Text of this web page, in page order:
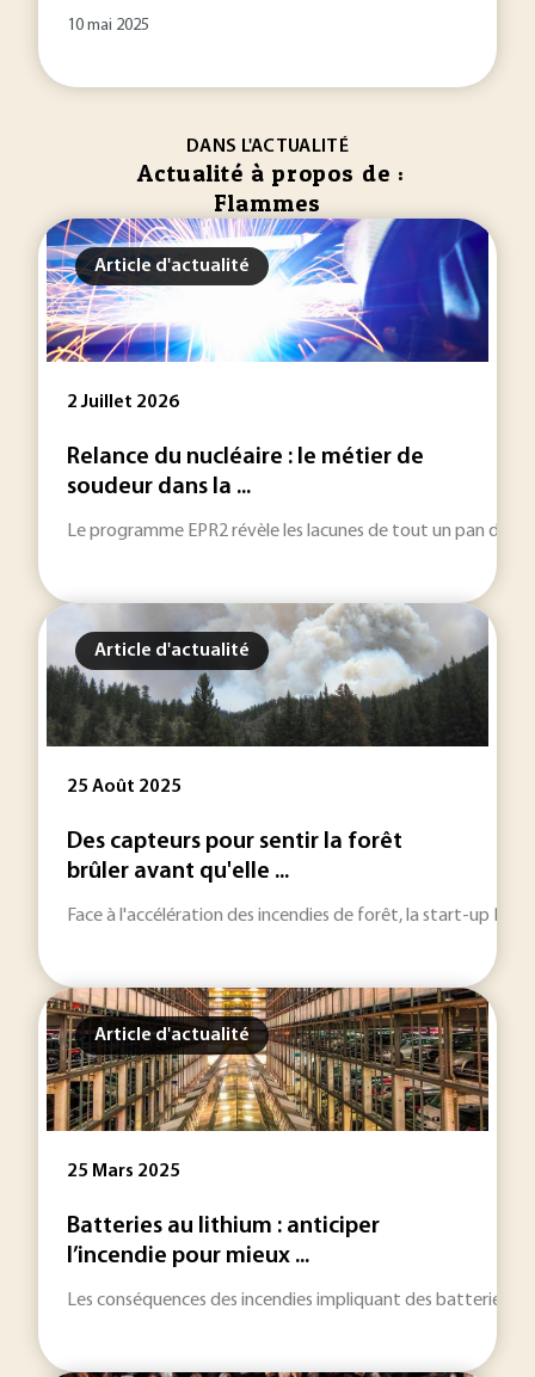
10 mai 2025
DANS L'ACTUALITÉ
Actualité à propos de :
Flammes
Article d'actualité
2 Juillet 2026
Relance du nucléaire : le métier de
soudeur dans la ...
Le programme EPR2 révèle les lacunes de tout un pan de
Article d'actualité
25 Août 2025
Des capteurs pour sentir la forêt
brûler avant qu'elle ...
Face à l'accélération des incendies de forêt, la start-up
Article d'actualité
25 Mars 2025
Batteries au lithium : anticiper
l’incendie pour mieux ...
Les conséquences des incendies impliquant des batteries